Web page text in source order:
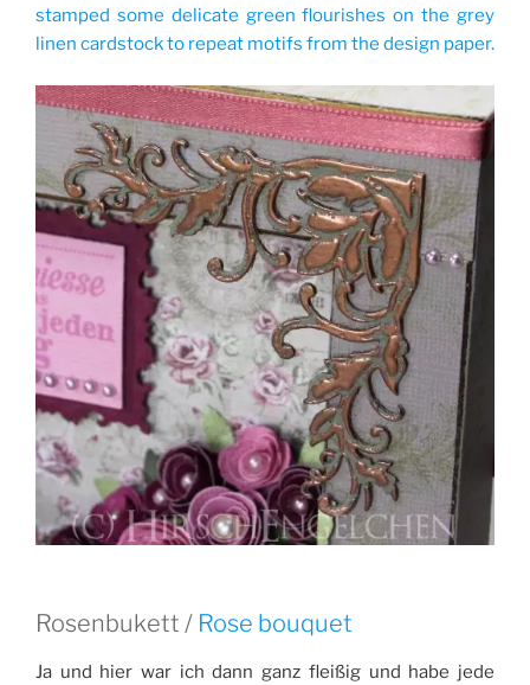
stamped some delicate green flourishes on the grey
linen cardstock to repeat motifs from the design paper.
Rosenbukett / Rose bouquet
Ja und hier war ich dann ganz fleißig und habe jede